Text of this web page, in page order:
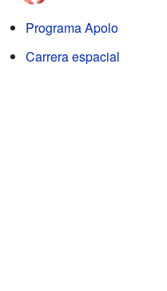
Programa Apolo
Carrera espacial